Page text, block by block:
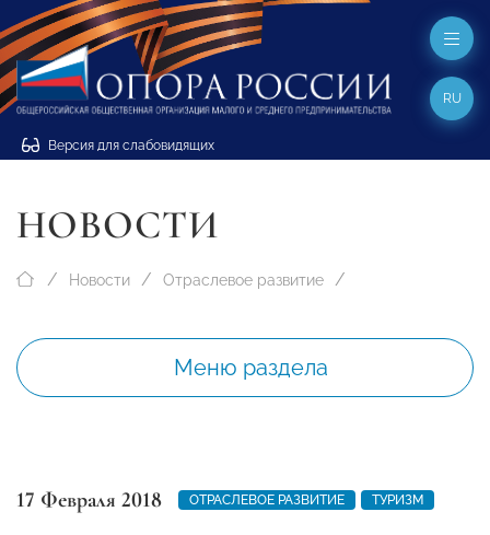
Версия для слабовидящих
RU
НОВОСТИ
Новости Отраслевое развитие
Меню раздела
17 Февраля 2018 ОТРАСЛЕВОЕ РАЗВИТИЕ ТУРИЗМ